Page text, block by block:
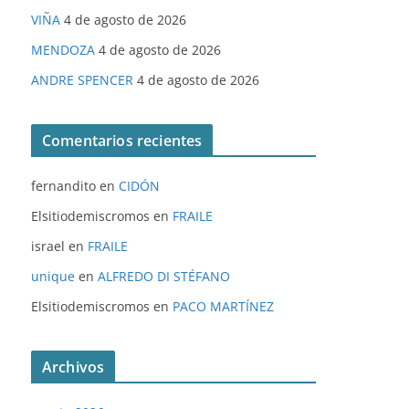
VIÑA 4 de agosto de 2026
MENDOZA 4 de agosto de 2026
ANDRE SPENCER 4 de agosto de 2026
Comentarios recientes
fernandito en CIDÓN
Elsitiodemiscromos en FRAILE
israel en FRAILE
unique en ALFREDO DI STÉFANO
Elsitiodemiscromos en PACO MARTÍNEZ
Archivos